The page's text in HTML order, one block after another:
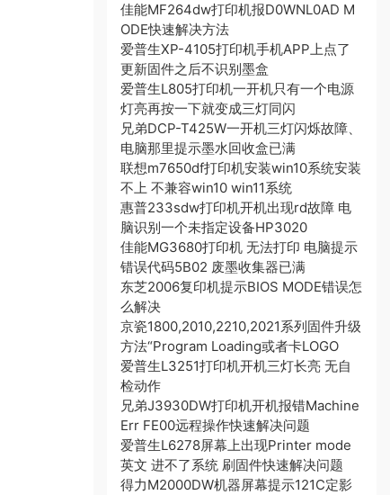
佳能MF264dw打印机报D0WNL0AD M
ODE快速解决方法
爱普生XP-4105打印机手机APP上点了
更新固件之后不识别墨盒
爱普生L805打印机一开机只有一个电源
灯亮再按一下就变成三灯同闪
兄弟DCP-T425W一开机三灯闪烁故障、
电脑那里提示墨水回收盒已满
联想m7650df打印机安装win10系统安装
不上 不兼容win10 win11系统
惠普233sdw打印机开机出现rd故障 电
脑识别一个未指定设备HP3020
佳能MG3680打印机 无法打印 电脑提示
错误代码5B02 废墨收集器已满
东芝2006复印机提示BIOS MODE错误怎
么解决
京瓷1800,2010,2210,2021系列固件升级
方法“Program Loading或者卡LOGO
爱普生L3251打印机开机三灯长亮 无自
检动作
兄弟J3930DW打印机开机报错Machine
Err FE00远程操作快速解决问题
爱普生L6278屏幕上出现Printer mode
英文 进不了系统 刷固件快速解决问题
得力M2000DW机器屏幕提示121C定影